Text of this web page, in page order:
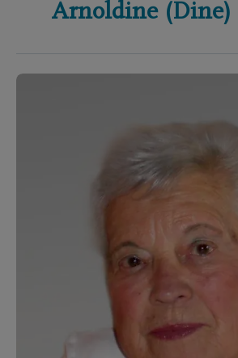
Arnoldine (Dine)